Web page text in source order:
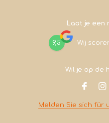
Laat je een
9,5 Wij
Wil je op de
Melden Sie sich für